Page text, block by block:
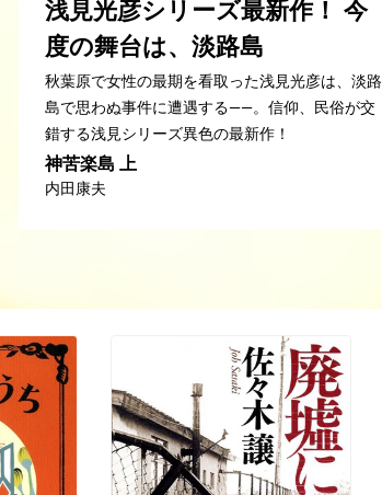
浅見光彦シリーズ最新作！ 今
度の舞台は、淡路島
秋葉原で女性の最期を看取った浅見光彦は、淡路
島で思わぬ事件に遭遇する——。信仰、民俗が交
錯する浅見シリーズ異色の最新作！
神苦楽島 上
内田康夫